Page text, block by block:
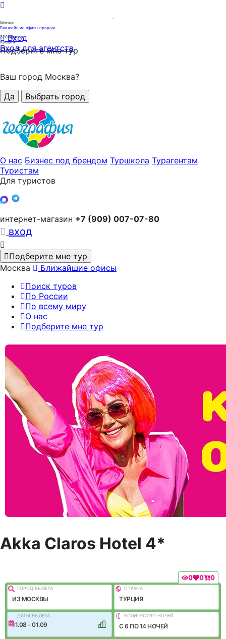
Москва
Ближайшие офисы продаж
320офисов
продаж
Вход
Вход для агентств
Подберите мне тур
Ваш город Москва?
Да
Выбрать город
О нас Бизнес под брендом Туршкола Турагентам
Туристам
Для туристов
интернет-магазин +7 (909) 007-07-80
вход
Подберите мне тур
Москва
Ближайшие офисы
Поиск туров
По России
По всему миру
О нас
Подберите мне тур
Akka Claros Hotel 4*
0 0 0
ГОРОД ВЫЛEТА
ИЗ МОСКВЫ
СТРАНА
ТУРЦИЯ
ДАТЫ ВЫЛЕТА
11.08 - 01.09
КОЛИЧЕСТВО НОЧЕЙ
C 6 ПО 14 НОЧЕЙ